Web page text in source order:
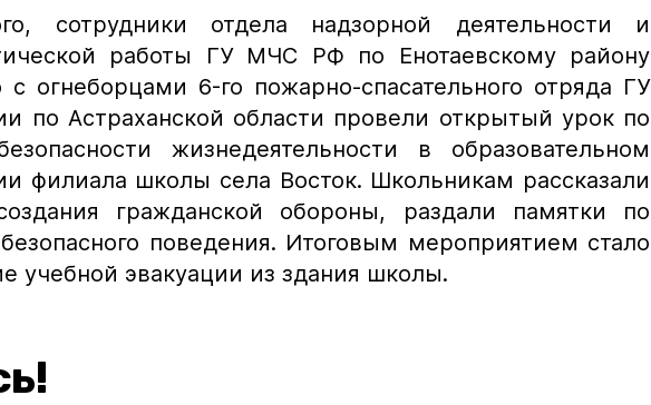
сотрудники отдела надзорной деятельности и
работы ГУ МЧС РФ по Енотаевскому району
с огнеборцами 6-го пожарно-спасательного отряда ГУ
по Астраханской области провели открытый урок по
жизнедеятельности в образовательном
филиала школы села Восток. Школьникам рассказали
гражданской обороны, раздали памятки по
поведения. Итоговым мероприятием стало
учебной эвакуации из здания школы.